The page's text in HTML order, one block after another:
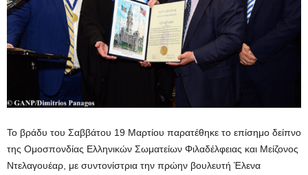
Το βράδυ του Σαββάτου 19 Μαρτίου παρατέθηκε το επίσημο δείπνο
της Ομοσπονδίας Ελληνικών Σωματείων Φιλαδέλφειας και Μείζονος
Ντελαγουέαρ, με συντονίστρια την πρώην βουλευτή Έλενα